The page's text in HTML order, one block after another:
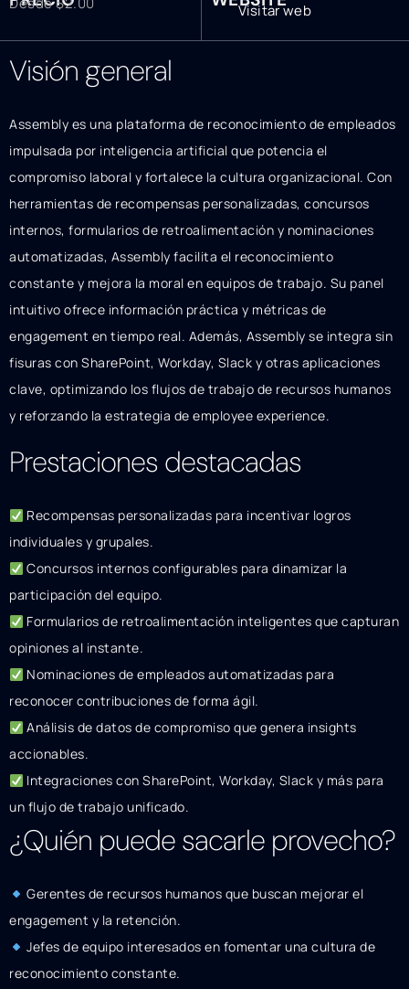
Visitar web
Visión general
Assembly es una plataforma de reconocimiento de empleados
impulsada por inteligencia artificial que potencia el
compromiso laboral y fortalece la cultura organizacional. Con
herramientas de recompensas personalizadas, concursos
internos, formularios de retroalimentación y nominaciones
automatizadas, Assembly facilita el reconocimiento
constante y mejora la moral en equipos de trabajo. Su panel
intuitivo ofrece información práctica y métricas de
engagement en tiempo real. Además, Assembly se integra sin
fisuras con SharePoint, Workday, Slack y otras aplicaciones
clave, optimizando los flujos de trabajo de recursos humanos
y reforzando la estrategia de employee experience.
Prestaciones destacadas
Recompensas personalizadas para incentivar logros
individuales y grupales.
Concursos internos configurables para dinamizar la
participación del equipo.
Formularios de retroalimentación inteligentes que capturan
opiniones al instante.
Nominaciones de empleados automatizadas para
reconocer contribuciones de forma ágil.
Análisis de datos de compromiso que genera insights
accionables.
Integraciones con SharePoint, Workday, Slack y más para
un flujo de trabajo unificado.
¿Quién puede sacarle provecho?
Gerentes de recursos humanos que buscan mejorar el
engagement y la retención.
Jefes de equipo interesados en fomentar una cultura de
reconocimiento constante.